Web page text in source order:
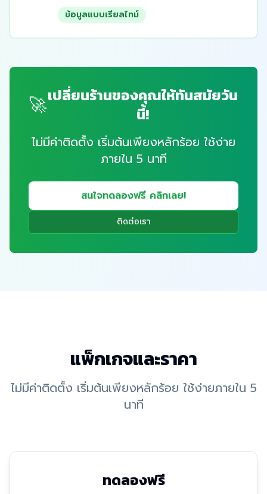
ข้อมูลแบบเรียลไทม์
🚀เปลี่ยนร้านของคุณให้ทันสมัยวัน
นี้!
ไม่มีค่าติดตั้ง เริ่มต้นเพียงหลักร้อย ใช้ง่าย
ภายใน 5 นาที
สนใจทดลองฟรี คลิกเลย!
ติดต่อเรา
แพ็กเกจและราคา
ไม่มีค่าติดตั้ง เริ่มต้นเพียงหลักร้อย ใช้ง่ายภายใน 5
นาที
ทดลองฟรี